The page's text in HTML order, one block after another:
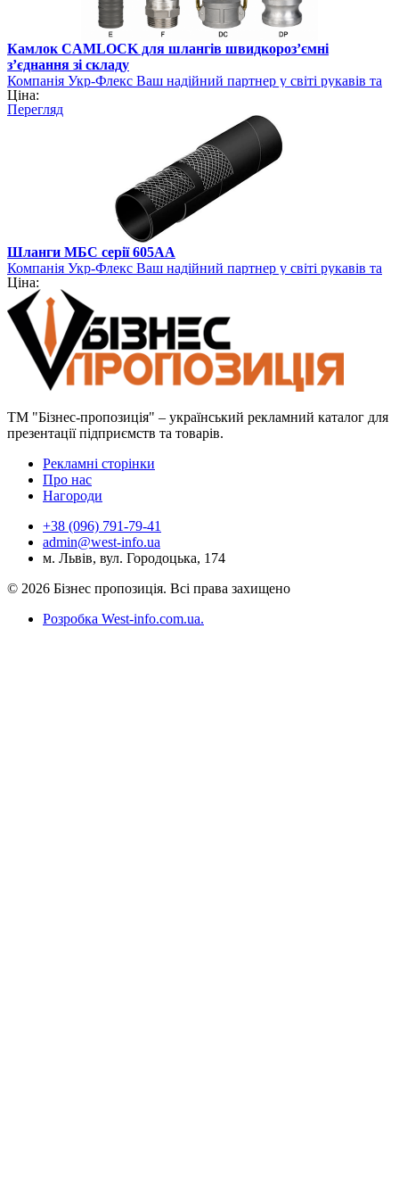
Камлок CAMLOCK для шлангів швидкороз’ємні
з’єднання зі складу
Компанія Укр-Флекс Ваш надійний партнер у світі рукавів та
шлангів
Ціна:
Перегляд
Шланги МБС серії 605АА
Компанія Укр-Флекс Ваш надійний партнер у світі рукавів та
шлангів
Ціна:
ТМ "Бізнес-пропозиція" – український рекламний каталог для
презентації підприємств та товарів.
Рекламні сторінки
Про нас
Нагороди
+38 (096) 791-79-41
admin@west-info.ua
м. Львів, вул. Городоцька, 174
© 2026 Бізнес пропозиція. Всі права захищено
Розробка West-info.com.ua.